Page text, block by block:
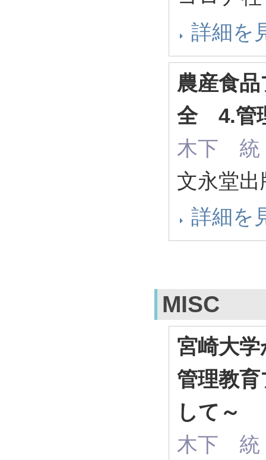
詳細を
農産食
全 4.管
木下 統
文永堂
詳細を
MISC
宮崎大
管理教
して～
木下 統